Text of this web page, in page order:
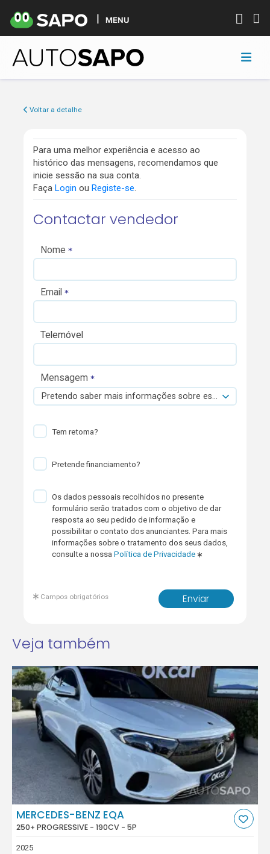
MENU
Voltar a detalhe
Para uma melhor experiência e acesso ao
histórico das mensagens, recomendamos que
inicie sessão na sua conta.
Faça Login ou Registe-se.
Contactar vendedor
Nome
Email
Telemóvel
Mensagem
Pretendo saber mais informações sobre esta viatura.
Tem retoma?
Pretende financiamento?
Os dados pessoais recolhidos no presente
formulário serão tratados com o objetivo de dar
resposta ao seu pedido de informação e
possibilitar o contato dos anunciantes. Para mais
informações sobre o tratamento dos seus dados,
consulte a nossaPolítica de Privacidade
Enviar
Campos obrigatórios
Veja também
MERCEDES-BENZ EQA
250+ PROGRESSIVE - 190CV - 5P
2025